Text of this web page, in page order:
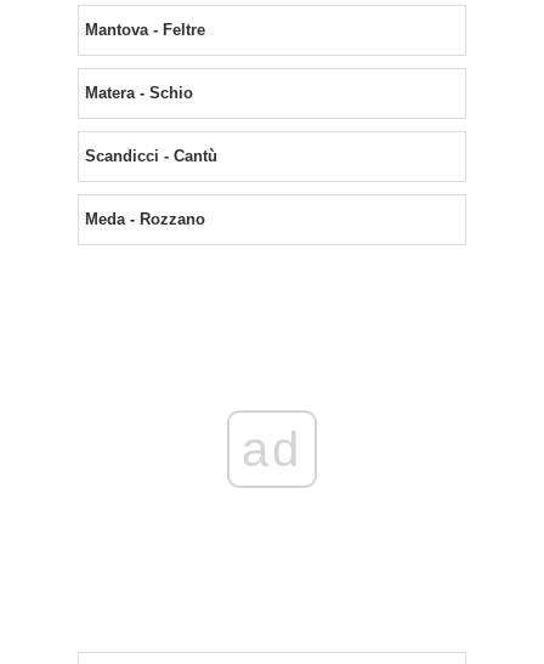
Mantova - Feltre
Matera - Schio
Scandicci - Cantù
Meda - Rozzano
ad